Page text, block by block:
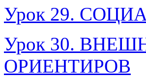
Урок 29.
Урок 30.
ОРИЕНТИРОВ